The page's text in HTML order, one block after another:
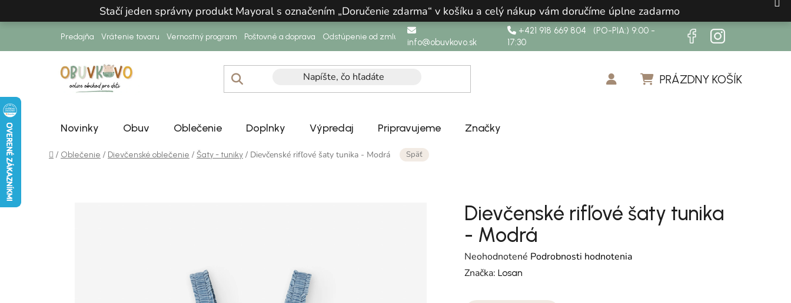
Stačí jeden správny produkt Mayoral s označením „Doručenie zdarma“ v košíku a celý nákup vám doručíme úplne zadarmo
Predajňa Vrátenie tovaru Vernostný program Poštovné a doprava Odstúpenie od zmluvy info@obuvkovo.sk
+421 918 669 804 (PO-PIA:) 9:00 -
17:30
PRÁZDNY KOŠÍK
Novinky Obuv Oblečenie Doplnky Výpredaj Pripravujeme Značky
Domov
/ Oblečenie / Dievčenské oblečenie / Šaty - tuniky / Dievčenské rifľové šaty tunika - Modrá Späť
Dievčenské rifľové šaty tunika
- Modrá
Priemerné hodnotenie produktu je 0,0 z 5 hviezdičiek.
Neohodnotené Podrobnosti hodnotenia
Značka:Losan